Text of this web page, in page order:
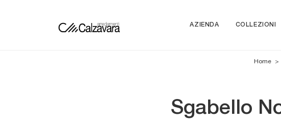
AZIENDA COLLEZIONI
Home >
Sgabello